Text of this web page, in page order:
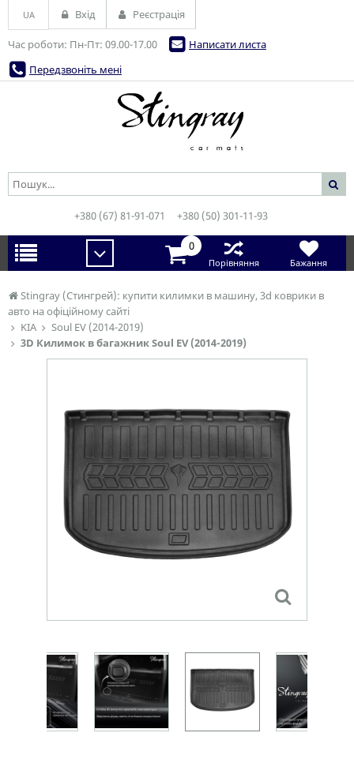
Stingray (Стингрей): купити килимки в машину, 3d коврики в
авто на офіційному сайті
KIA
Soul EV (2014-2019)
3D Килимок в багажник Soul EV (2014-2019)
Час роботи: Пн-Пт: 09.00-17.00
Написати листа
Передзвоніть мені
UA Вхід Реєстрація
+380 (67) 81-91-071 +380 (50) 301-11-93
0
Порівняння Бажання